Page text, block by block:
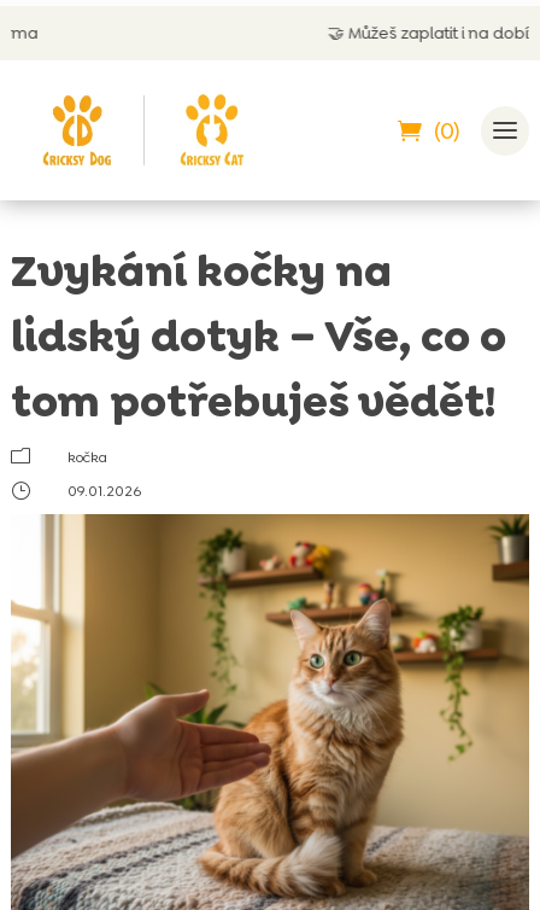
Můžeš zaplatit i na dobírku
(0)
Zvykání kočky na
lidský dotyk – Vše, co o
tom potřebuješ vědět!
m
kočka
}
09.01.2026